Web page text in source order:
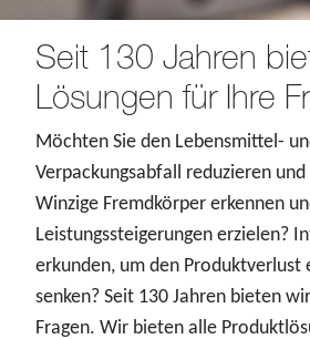
Seit 130 Jahren
Lösungen für Ihre
Möchten Sie den Lebensmittel-
Verpackungsabfall reduzieren und
Winzige Fremdkörper erkennen
Leistungssteigerungen erzielen?
erkunden, um den Produktverlust
senken? Seit 130 Jahren bieten
Fragen. Wir bieten alle